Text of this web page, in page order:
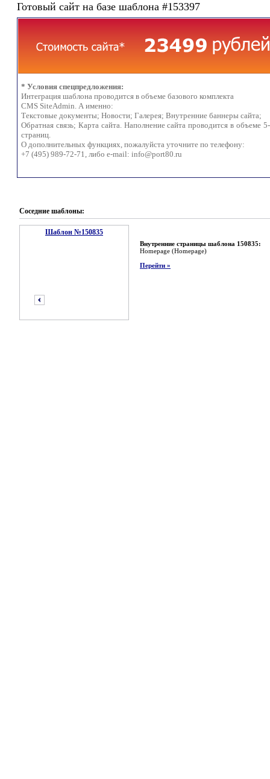
Готовый сайт на базе шаблона #153397
* Условия спецпредложения:
Интеграция шаблона проводится в объеме базового комплекта
CMS SiteAdmin. А именно:
Текстовые документы; Новости; Галерея; Внутренние баннеры сайта;
Обратная связь; Карта сайта. Наполнение сайта проводится в объеме
страниц.
О дополнительных функциях, пожалуйста уточните по телефону:
+7 (495) 989-72-71, либо e-mail: info@port80.ru
Соседние шаблоны:
Шаблон №150835
Внутренние страницы шаблона 150835:
Homepage (Homepage)
Перейти »